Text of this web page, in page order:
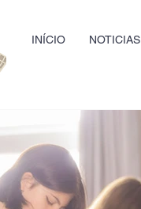
INÍCIO NOTICIAS